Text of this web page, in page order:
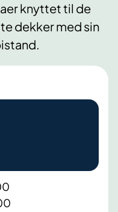
knyttet til de
dekker med sin